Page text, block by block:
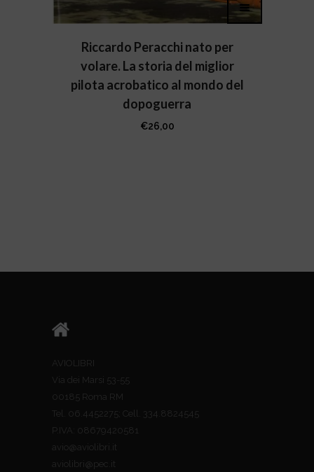
Riccardo Peracchi nato per
volare. La storia del miglior
pilota acrobatico al mondo del
dopoguerra
€26,00
AVIOLIBRI
Via dei Marsi 53-55
00185 Roma RM
Tel. 06.4452275; Cell. 334.8824545
P.IVA: 08679420581
avio@aviolibri.it
aviolibri@pec.it